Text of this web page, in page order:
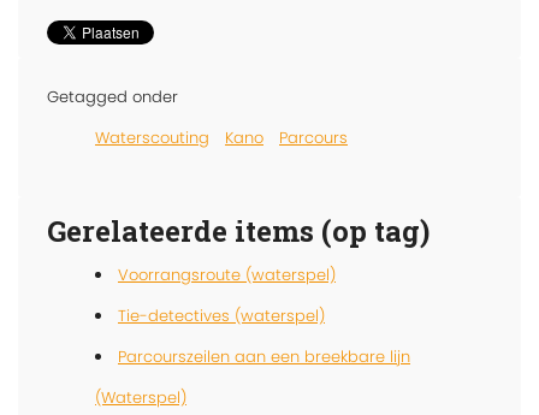
Getagged onder
Waterscouting
Kano Parcours
Gerelateerde items (op tag)
Voorrangsroute (waterspel)
Tie-detectives (waterspel)
Parcourszeilen aan een breekbare lijn
(Waterspel)